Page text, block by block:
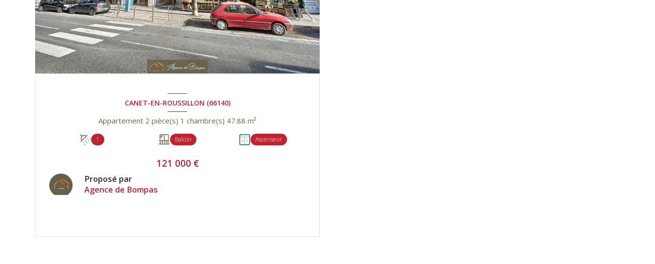
CANET-EN-ROUSSILLON (66140)
Appartement 2 pièce(s) 1 chambre(s) 47.88 m²
1 Balcon Ascenseur
121 000 €
Proposé par
Agence de Bompas